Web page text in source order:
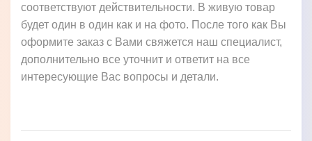
соответствуют действительности. В живую товар
будет один в один как и на фото. После того как Вы
оформите заказ с Вами свяжется наш специалист,
дополнительно все уточнит и ответит на все
интересующие Вас вопросы и детали.